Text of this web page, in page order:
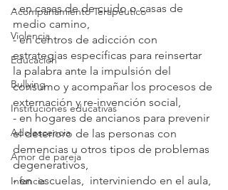
Acompañamiento Terapéutico
Violencia
Educación
Bullying
Instituciones educativas
Adolescencia
Amor de pareja
Infancia
- en casas de de cuido o casas de
medio camino,
- en centros de adicción con
estrategias específicas para reinsertar
la palabra ante la impulsión del
consumo y acompañar los procesos de
externación y re-invención social,
- en hogares de ancianos para prevenir
el deterioro de las personas con
demencias u otros tipos de problemas
degenerativos,
- en  escuelas,  interviniendo en el aula,